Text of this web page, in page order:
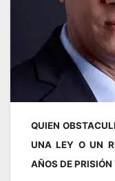
QUIEN
UNA LEY O UN
AÑOS DE